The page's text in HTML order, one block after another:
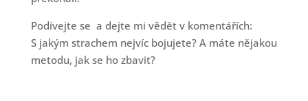
Podívejte se a dejte mi vědět v komentářích:
S jakým strachem nejvíc bojujete? A máte nějakou
metodu, jak se ho zbavit?